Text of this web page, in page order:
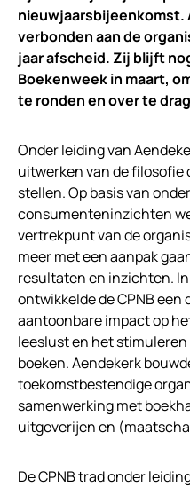
nieuwjaarsbijeenkomst.
verbonden aan de
jaar afscheid. Zij blijft
Boekenweek in maart,
te ronden en over te
Onder leiding van
uitwerken van de filosofie
stellen. Op basis van
consumenteninzichten
vertrekpunt van de
meer met een aanpak
resultaten en inzichten.
ontwikkelde de CPNB
aantoonbare impact op
leeslust en het
boeken. Aendekerk
toekomstbestendige
samenwerking met
uitgeverijen en
De CPNB trad onder